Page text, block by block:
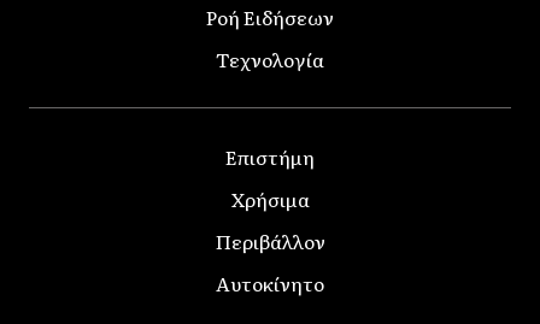
Ροή Ειδήσεων
Τεχνολογία
Επιστήμη
Χρήσιμα
Περιβάλλον
Αυτοκίνητο